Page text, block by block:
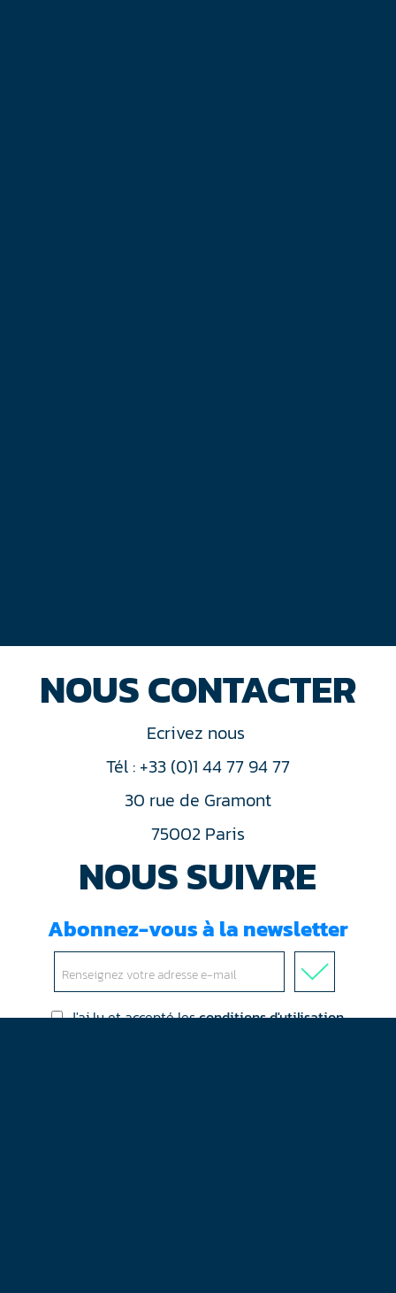
NOUS CONTACTER
Ecrivez nous
Tél : +33 (0)1 44 77 94 77
30 rue de Gramont
75002 Paris
NOUS SUIVRE
Abonnez-vous à la newsletter
J'ai lu et accepté lesconditions d'utilisation